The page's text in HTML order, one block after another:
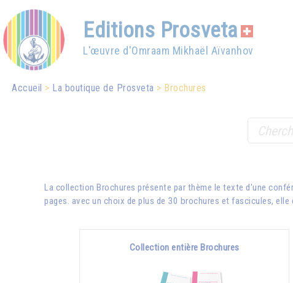
Editions Prosveta
L'œuvre d'Omraam Mikhaël Aïvanhov
Accueil La boutique de Prosveta Brochures
La collection Brochures présente par thème le texte d'une
pages. avec un choix de plus de 30 brochures et fascicules,
Collection entière Brochures